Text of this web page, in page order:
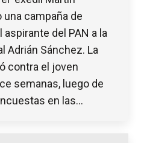
una campaña de
del PAN a la
Adrián Sánchez. La
contra el joven
semanas, luego de
en las…